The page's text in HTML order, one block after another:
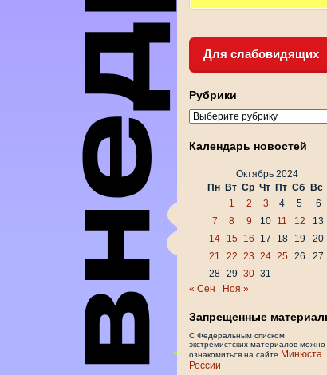
Для слабовидящих
Рубрики
Рубрики
Календарь новостей
Октябрь 2024
Пн Вт Ср Чт Пт Сб
Вс
1
2 3 4 5
6
7
8 9 10 11 12
13
14
15 16 17 18 19
20
21
22 23 24 25 26
27
28 29 30 31
« Сен
Ноя »
Запрещенные
С Федеральным списком
экстремистских материалов можно
ознакомиться на сайте Минюста
России